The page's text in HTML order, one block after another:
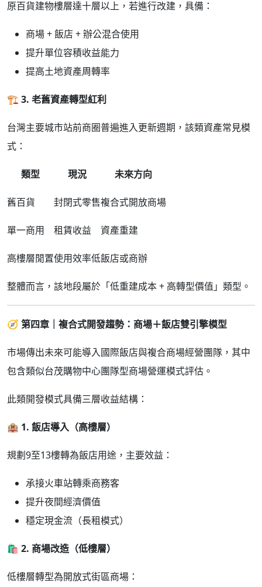
原百貨建物樓層達十層以上，若進行改建，具備：
商場 + 飯店 + 辦公混合使用
提升單位容積收益能力
提高土地資產周轉率
🏗 ️ 3. 老舊資產轉型紅利
台灣主要城市站前商圈普遍進入更新週期，該類資產常見模
式：
類型 現況 未來方向
舊百貨 封閉式零售複合式開放商場
單一商用 租賃收益 資產重建
高樓層閒置使用效率低飯店或商辦
整體而言，該地段屬於「低重建成本 + 高轉型價值」類型。
🧭 第四章｜複合式開發趨勢：商場＋飯店雙引擎模型
市場傳出未來可能導入國際飯店與複合商場經營團隊，其中
包含類似台茂購物中心團隊型商場營運模式評估。
此類開發模式具備三層收益結構：
🏨 1. 飯店導入（高樓層）
規劃9至13樓轉為飯店用途，主要效益：
承接火車站轉乘商務客
提升夜間經濟價值
穩定現金流（長租模式）
🛍 ️ 2. 商場改造（低樓層）
低樓層轉型為開放式街區商場：